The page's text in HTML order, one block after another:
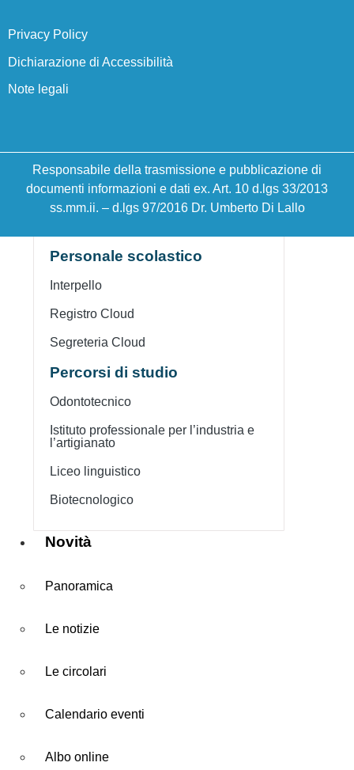
Calendario corsi di recuperi Bibliomath
Offerta formativa
Personale scolastico
Interpello
Registro Cloud
Segreteria Cloud
Percorsi di studio
Odontotecnico
Istituto professionale per l’industria e
l’artigianato
Liceo linguistico
Biotecnologico
Novità
Panoramica
Le notizie
Le circolari
Calendario eventi
Albo online
Privacy Policy
Dichiarazione di Accessibilità
Note legali
Responsabile della trasmissione e pubblicazione di
documenti informazioni e dati ex. Art. 10 d.lgs 33/2013
ss.mm.ii. – d.lgs 97/2016 Dr. Umberto Di Lallo